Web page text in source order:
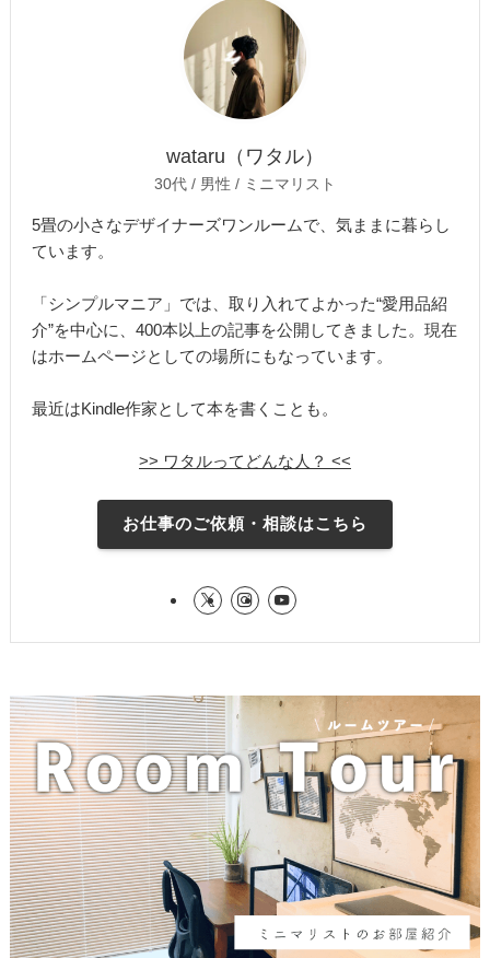
wataru（ワタル）
30代 / 男性 / ミニマリスト
5畳の小さなデザイナーズワンルームで、気ままに暮らし
ています。
「シンプルマニア」では、取り入れてよかった“愛用品紹
介”を中心に、400本以上の記事を公開してきました。現在
はホームページとしての場所にもなっています。
最近はKindle作家として本を書くことも。
>> ワタルってどんな人？ <<
お仕事のご依頼・相談はこちら